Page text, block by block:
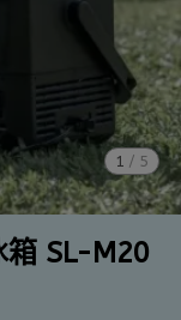
1 / 5
箱 SL-M20